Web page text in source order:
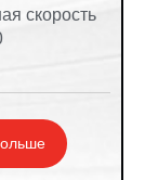
скорость